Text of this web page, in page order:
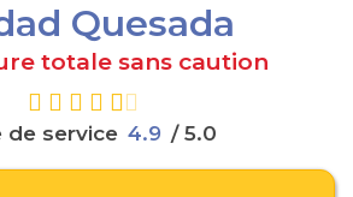
Quesada
totale sans caution
de service 4
4 .9 / 5.0